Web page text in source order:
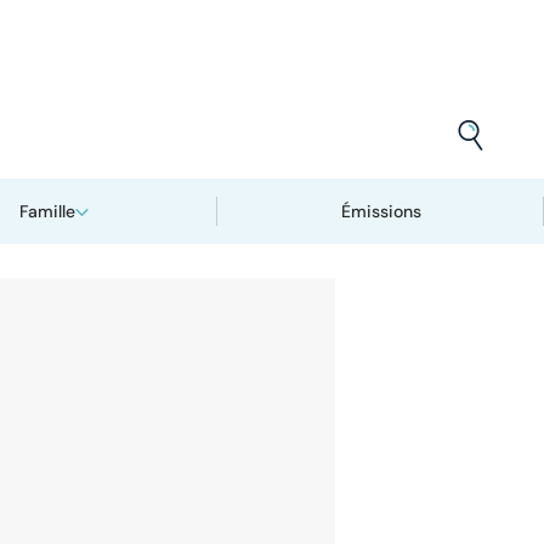
Famille Émissions